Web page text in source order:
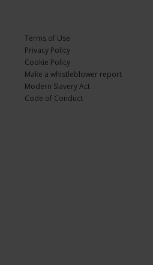
Terms of Use
Privacy Policy
Cookie Policy
Make a whistleblower report
Modern Slavery Act
Code of Conduct